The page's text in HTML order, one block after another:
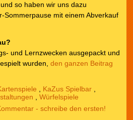
so haben wir uns dazu
Sommerpause mit einem Abverkauf
und Lernzwecken ausgepackt und
wurden, den ganzen Beitrag
KaZus Spielbar,
Würfelspiele
- schreibe den ersten!